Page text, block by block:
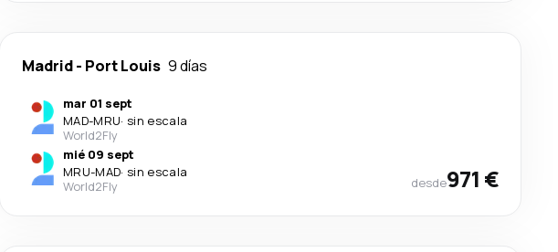
Madrid- Port Louis 9 días
mar 01 sept
MAD-MRU· sin escala
World2Fly
mié 09 sept
MRU-MAD· sin escala
World2Fly
desde971 €